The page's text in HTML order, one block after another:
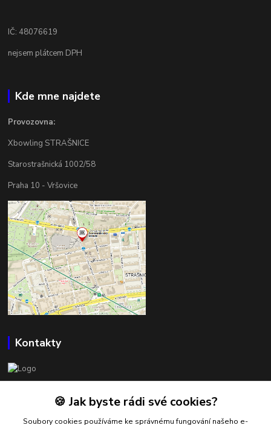
IČ: 48076619
nejsem plátcem DPH
Kde mne najdete
Provozovna:
Xbowling STRAŠNICE
Starostrašnická 1002/58
Praha 10 - Vršovice
Kontakty
Petr Mráček
🍪 Jak byste rádi své cookies?
Soubory cookies používáme ke správnému fungování našeho e-